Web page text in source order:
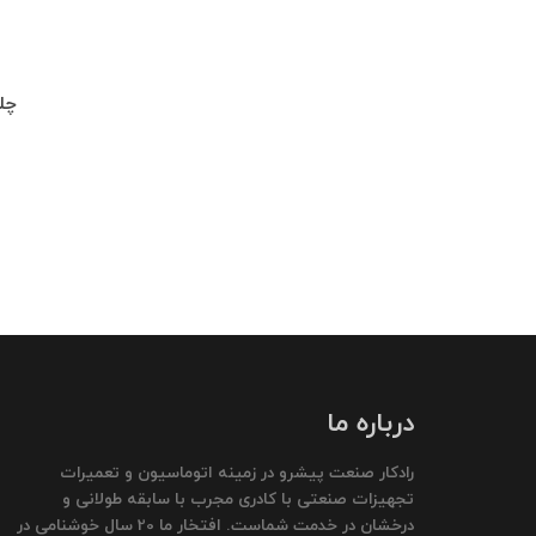
چلچراغ
درباره ما
رادکار صنعت پیشرو در زمینه اتوماسیون و تعمیرات
تجهیزات صنعتی با کادری مجرب با سابقه طولانی و
درخشان در خدمت شماست. افتخار ما 20 سال خوشنامی در